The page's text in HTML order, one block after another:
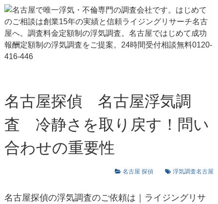
名古屋探偵 名古屋浮気調
査 冷静さを取り戻す！問い
合わせの重要性
名古屋 探偵 浮気調査名古屋
名古屋探偵の浮気調査のご依頼は｜ライジングリサ